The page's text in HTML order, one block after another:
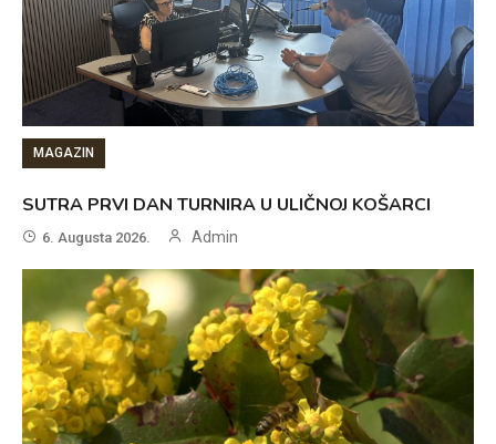
MAGAZIN
SUTRA PRVI DAN TURNIRA U ULIČNOJ KOŠARCI
6. Augusta 2026. Admin